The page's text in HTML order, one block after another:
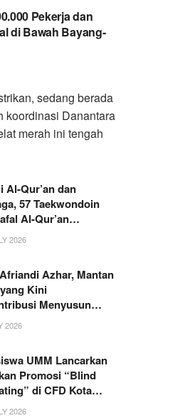
Pekerja dan
di Bawah Bayang-
sedang berada
koordinasi Danantara
merah ini tengah
Al-Qur’an dan
57 Taekwondoin
Al-Qur’an
Borong Medali
2026
Azhar, Mantan
Kini
Menyusun
di Kementerian
2026
UMM Lancarkan
Promosi “Blind
di CFD Kota
2026